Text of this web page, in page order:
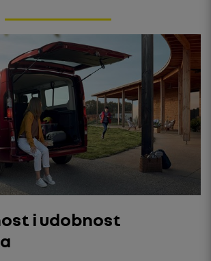
i udobnost